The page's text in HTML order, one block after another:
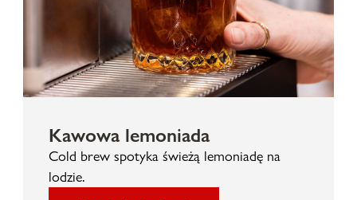
Kawowa lemoniada
Cold brew spotyka świeżą lemoniadę na
lodzie.